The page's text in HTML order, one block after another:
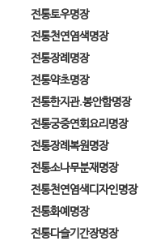
전통토우명장
전통천연염색명장
전통장례명장
전통약초명장
전통한지관.봉안함명장
전통궁중연회요리명장
전통장례복원명장
전통소나무분재명장
전통천연염색디자인명장
전통화예명장
전통다슬기간장명장